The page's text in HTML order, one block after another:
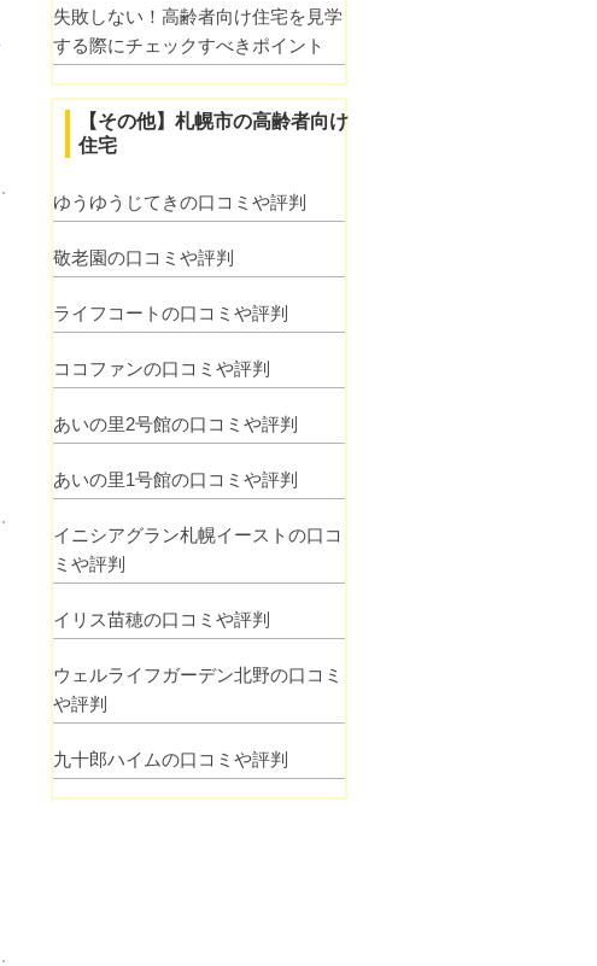
失敗しない！高齢者向け住宅を見学
する際にチェックすべきポイント
【その他】札幌市の高齢者向け
住宅
ゆうゆうじてきの口コミや評判
敬老園の口コミや評判
ライフコートの口コミや評判
ココファンの口コミや評判
あいの里2号館の口コミや評判
あいの里1号館の口コミや評判
イニシアグラン札幌イーストの口コ
ミや評判
イリス苗穂の口コミや評判
ウェルライフガーデン北野の口コミ
や評判
九十郎ハイムの口コミや評判